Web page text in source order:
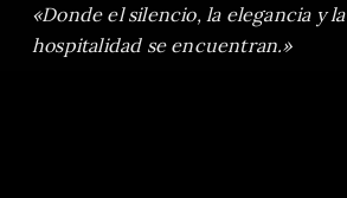
«Donde el silencio, la elegancia y la
hospitalidad se encuentran.»